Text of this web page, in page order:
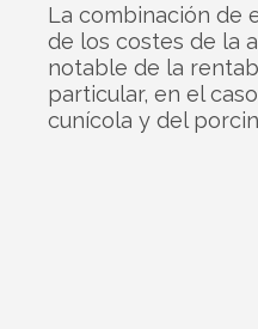
La combinación de
de los costes de la
notable de la
particular, en el
cunícola y del